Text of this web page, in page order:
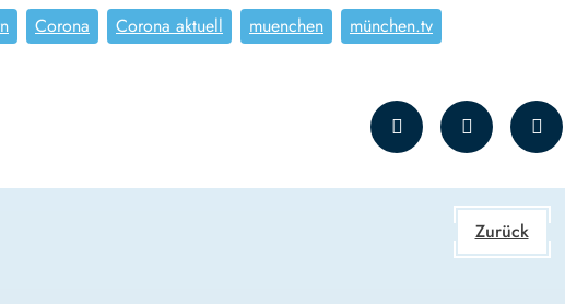
Corona Corona aktuell muenchen münchen.tv
Zurück